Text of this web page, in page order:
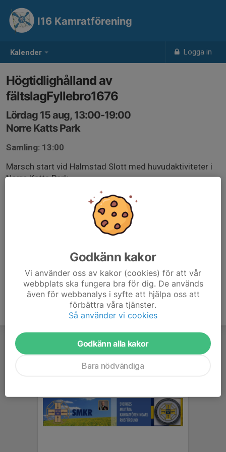
Kalender Logga in
I16 Kamratförening
Högtidlighålland av
fältslagFyllebro1676
Lördag 15 aug, 13:00-19:00
Norre Katts Park
Samling: 13:00
Marsch start vid Halmstad Slott med huvudaktiviteter i
Norre Katts Park.
För ytterligare information om arrangemanget tag del
information från Försvarsutbildarna, Halmstad.
Godkänn kakor
Vi använder oss av kakor (cookies) för att vår
webbplats ska fungera bra för dig. De används
även för webbanalys i syfte att hjälpa oss att
förbättra våra tjänster.
Så använder vi cookies
Godkänn alla kakor
Bara nödvändiga